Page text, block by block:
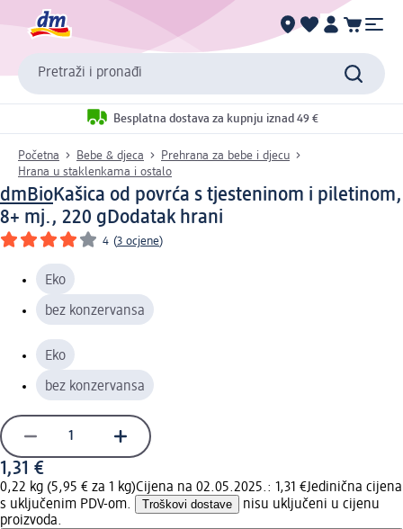
Pretraži i pronađi
Besplatna dostava za kupnju iznad 49 €
Početna Bebe & djeca
Prehrana za bebe i djecu
Hrana u staklenkama i ostalo
dmBioKašica od povrća s tjesteninom i piletinom,
8+ mj., 220 gDodatak hrani
4 (3 ocjene)
Eko
bez konzervansa
Eko
bez konzervansa
1,31 €
0,22 kg (5,95 € za 1 kg)Cijena na 02.05.2025.: 1,31 €Jedinična cijena
s uključenim PDV-om.
Troškovi dostave
nisu uključeni u cijenu
proizvoda.